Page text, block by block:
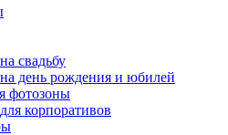
свадьбу
день рождения и юбилей
фотозоны
корпоративов